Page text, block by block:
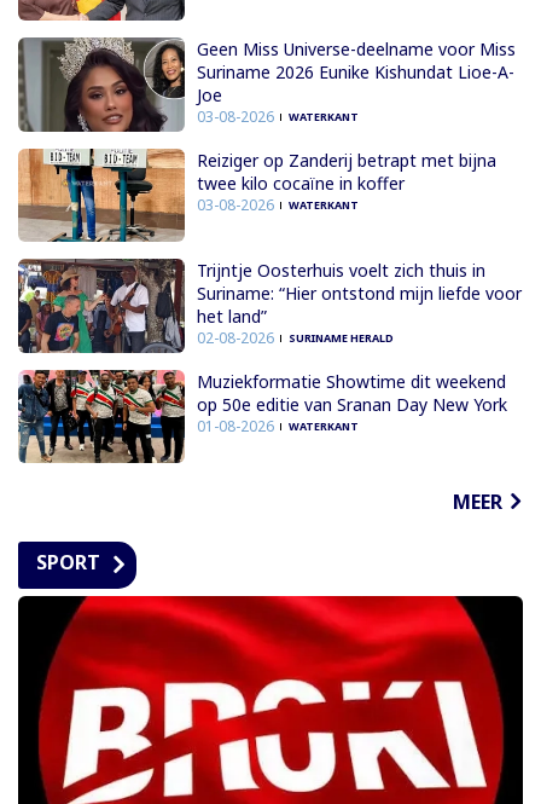
Geen Miss Universe-deelname voor Miss
Suriname 2026 Eunike Kishundat Lioe-A-
Joe
03-08-2026 WATERKANT
Reiziger op Zanderij betrapt met bijna
twee kilo cocaïne in koffer
03-08-2026 WATERKANT
Trijntje Oosterhuis voelt zich thuis in
Suriname: “Hier ontstond mijn liefde voor
het land”
02-08-2026 SURINAME HERALD
Muziekformatie Showtime dit weekend
op 50e editie van Sranan Day New York
01-08-2026 WATERKANT
MEER
SPORT